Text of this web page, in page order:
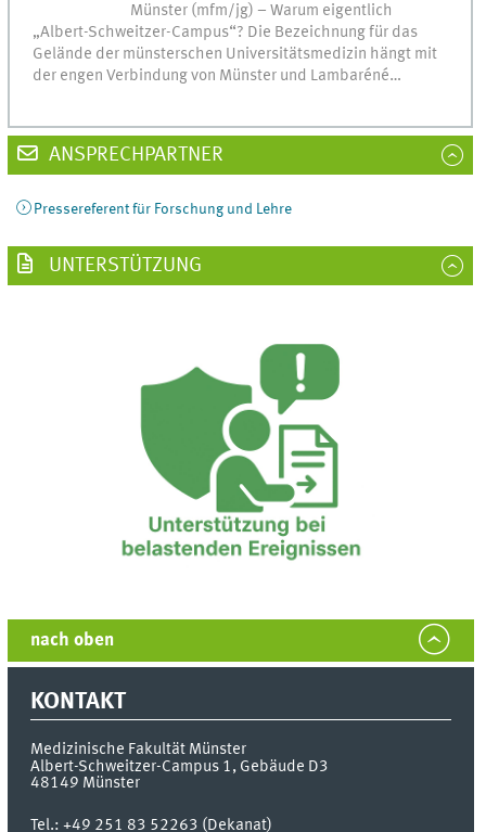
Münster (mfm/jg) – Warum eigentlich
„Albert-Schweitzer-Campus“? Die Bezeichnung für das
Gelände der münsterschen Universitätsmedizin hängt mit
der engen Verbindung von Münster und Lambaréné…
ANSPRECHPARTNER
Pressereferent für Forschung und Lehre
UNTERSTÜTZUNG
nach oben
KONTAKT
Medizinische Fakultät Münster
Albert-Schweitzer-Campus 1, Gebäude D3
48149 Münster
Tel.:+49 251 83 52263 (Dekanat)